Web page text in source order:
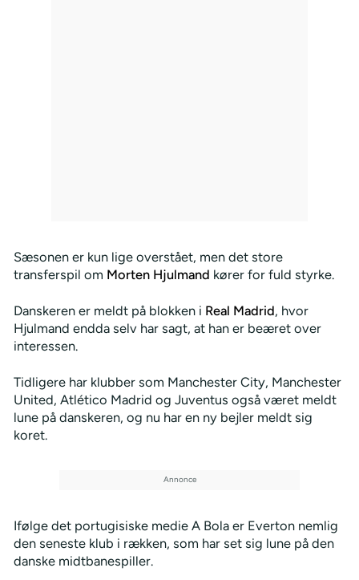
Sæsonen er kun lige overstået, men det store
transferspil om Morten Hjulmand kører for fuld styrke.
Danskeren er meldt på blokken i Real Madrid, hvor
Hjulmand endda selv har sagt, at han er beæret over
interessen.
Tidligere har klubber som Manchester City, Manchester
United, Atlético Madrid og Juventus også været meldt
lune på danskeren, og nu har en ny bejler meldt sig
koret.
Ifølge det portugisiske medie A Bola er Everton nemlig
den seneste klub i rækken, som har set sig lune på den
danske midtbanespiller.